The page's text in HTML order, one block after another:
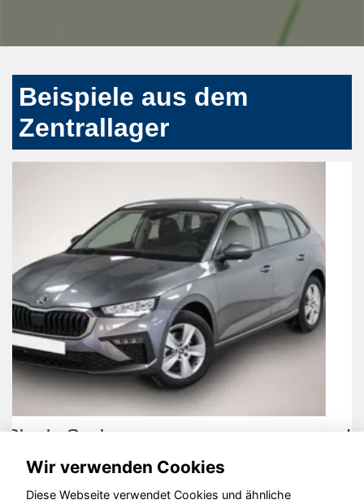
Beispiele aus dem
Zentrallager
Kia EV3
Wir verwenden Cookies
Diese Webseite verwendet Cookies und ähnliche